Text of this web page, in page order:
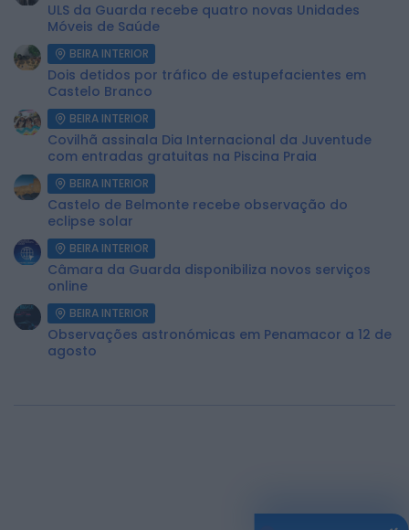
ULS da Guarda recebe quatro novas Unidades
Móveis de Saúde
BEIRA INTERIOR
Dois detidos por tráfico de estupefacientes em
Castelo Branco
BEIRA INTERIOR
Covilhã assinala Dia Internacional da Juventude
com entradas gratuitas na Piscina Praia
BEIRA INTERIOR
Castelo de Belmonte recebe observação do
eclipse solar
BEIRA INTERIOR
Câmara da Guarda disponibiliza novos serviços
online
BEIRA INTERIOR
Observações astronómicas em Penamacor a 12 de
agosto
0